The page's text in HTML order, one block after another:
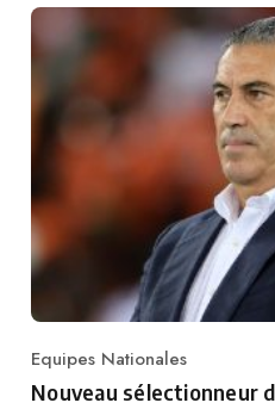
Category
Equipes Nationales
Nouveau sélectionneur